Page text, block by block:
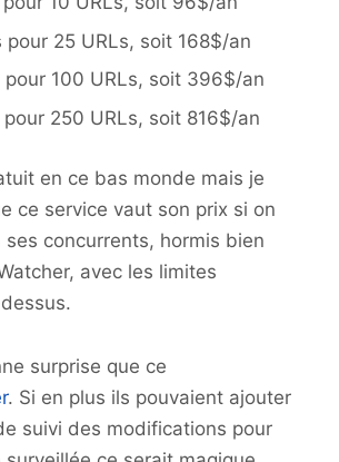
pour 25 URLs, soit 168$/an
100 URLs, soit 396$/an
250 URLs, soit 816$/an
en ce bas monde mais je
ce service vaut son prix si on
ses concurrents, hormis bien
avec les limites
surprise que ce
. Si en plus ils pouvaient ajouter
suivi des modifications pour